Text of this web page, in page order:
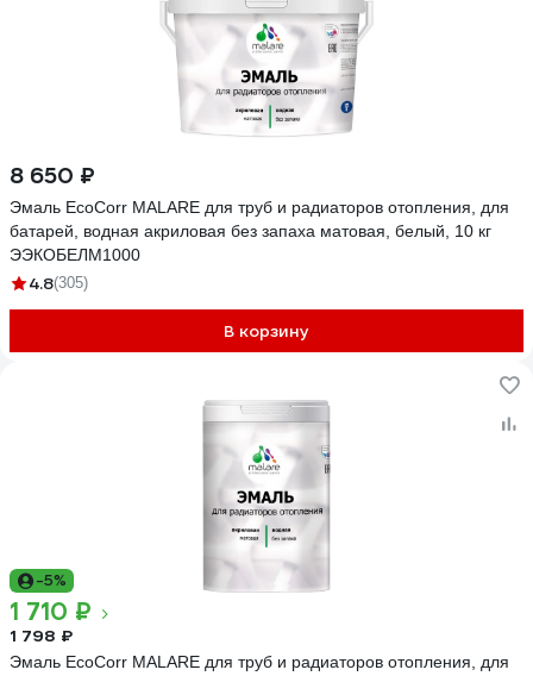
8 650 ₽
Эмаль EcoCorr MALARE для труб и радиаторов отопления, для
батарей, водная акриловая без запаха матовая, белый, 10 кг
ЭЭКОБЕЛМ1000
4.8(305)
В корзину
-5%
1 710 ₽
1 798 ₽
Эмаль EcoCorr MALARE для труб и радиаторов отопления, для